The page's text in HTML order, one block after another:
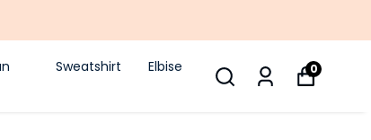
Sweatshirt Elbise 0